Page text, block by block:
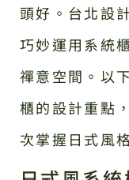
頭好。台北設
巧妙運用系統
禪意空間。以
櫃的設計重點
次掌握日式風